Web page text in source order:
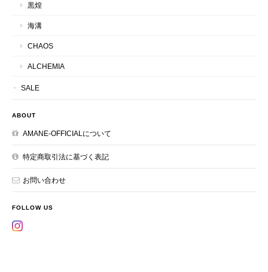
黒煌
海溝
CHAOS
ALCHEMIA
SALE
ABOUT
AMANE-OFFICIALについて
特定商取引法に基づく表記
お問い合わせ
FOLLOW US